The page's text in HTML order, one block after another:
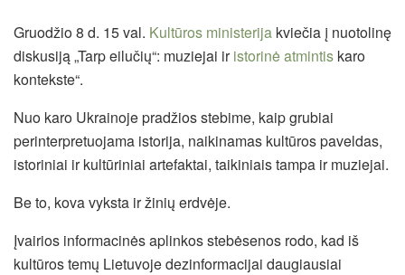
Gruodžio 8 d. 15 val. Kultūros ministerija kviečia į nuotolinę
diskusiją „Tarp eilučių“: muziejai iristorinė atmintis karo
kontekste“.
Nuo karo Ukrainoje pradžios stebime, kaip grubiai
perinterpretuojama istorija, naikinamas kultūros paveldas,
istoriniai ir kultūriniai artefaktai, taikiniais tampa ir muziejai.
Be to, kova vyksta ir žinių erdvėje.
Įvairios informacinės aplinkos stebėsenos rodo, kad iš
kultūros temų Lietuvoje dezinformacijai daugiausiai